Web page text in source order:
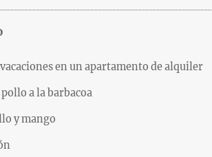
en un apartamento de alquiler
a la barbacoa
y mango